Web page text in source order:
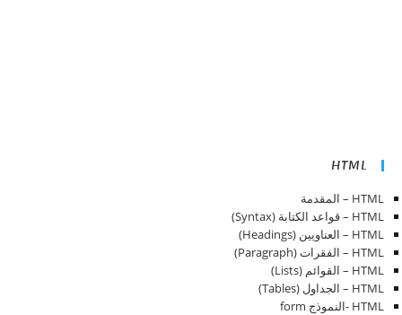
HTML
HTML – المقدمة
HTML – قواعد الكتابة (Syntax)
HTML – العناويين (Headings)
HTML – الفقرات (Paragraph)
HTML – القوائم (Lists)
HTML – الجداول (Tables)
HTML -النموذج form